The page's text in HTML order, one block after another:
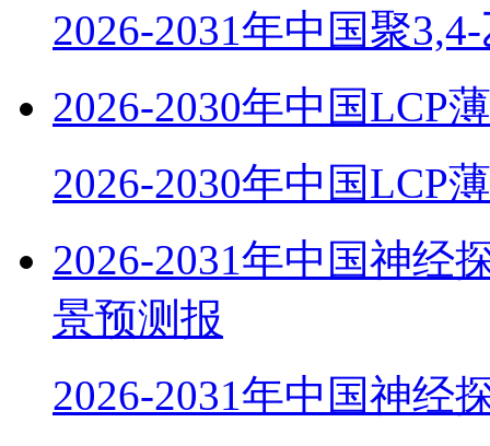
2026-2031年中国聚
2026-2030年中国LCP
2026-2030年中国LCP
2026-2031年中国神经
景预测报
2026-2031年中国神经